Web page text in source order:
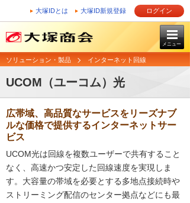
大塚IDとは 大塚ID新規登録 ログイン
メニュー
ソリューション・製品 インターネット回線
UCOM（ユーコム）光
広帯域、高品質なサービスをリーズナブ
ルな価格で提供するインターネットサー
ビス
UCOM光は回線を複数ユーザーで共有すること
なく、高速かつ安定した回線速度を実現しま
す。大容量の帯域を必要とする多地点接続時や
ストリーミング配信のセンター拠点などにも最